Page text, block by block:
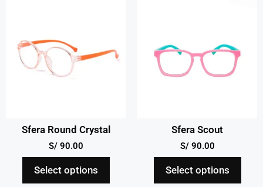
Sfera Round Crystal
S/90.00
Select options
Sfera Scout
S/90.00
Select options